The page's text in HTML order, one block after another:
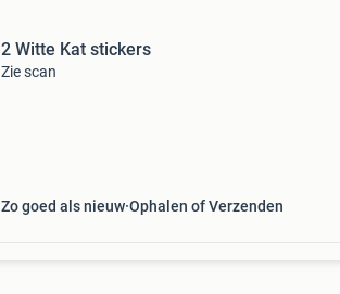
2 Witte Kat stickers
Zie scan
Zo goed als nieuw Ophalen of Verzenden